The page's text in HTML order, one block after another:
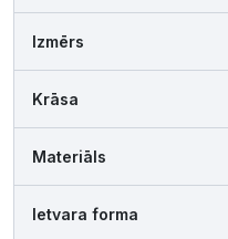
Izmērs
Krāsa
Materiāls
Ietvara forma